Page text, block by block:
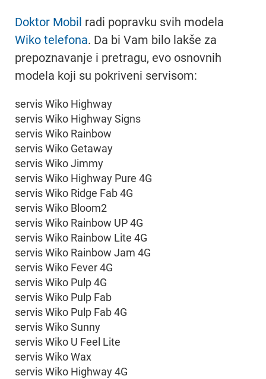
Doktor Mobil radi popravku svih modela
Wiko telefona. Da bi Vam bilo lakše za
prepoznavanje i pretragu, evo osnovnih
modela koji su pokriveni servisom:
servis Wiko Highway
servis Wiko Highway Signs
servis Wiko Rainbow
servis Wiko Getaway
servis Wiko Jimmy
servis Wiko Highway Pure 4G
servis Wiko Ridge Fab 4G
servis Wiko Bloom2
servis Wiko Rainbow UP 4G
servis Wiko Rainbow Lite 4G
servis Wiko Rainbow Jam 4G
servis Wiko Fever 4G
servis Wiko Pulp 4G
servis Wiko Pulp Fab
servis Wiko Pulp Fab 4G
servis Wiko Sunny
servis Wiko U Feel Lite
servis Wiko Wax
servis Wiko Highway 4G